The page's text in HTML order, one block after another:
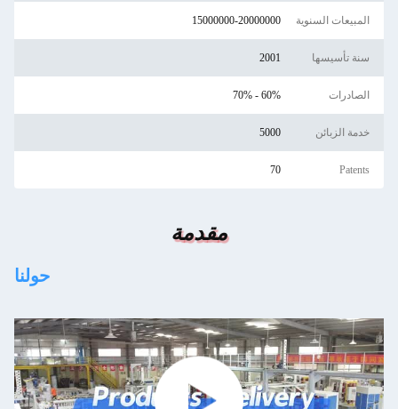
المبيعات السنوية 15000000-20000000
سنة تأسيسها 2001
الصادرات 60% - 70%
خدمة الزبائن 5000
Patents
70
مقدمة
حولنا